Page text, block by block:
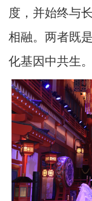
度，并始终与
相融。两者既
化基因中共生。